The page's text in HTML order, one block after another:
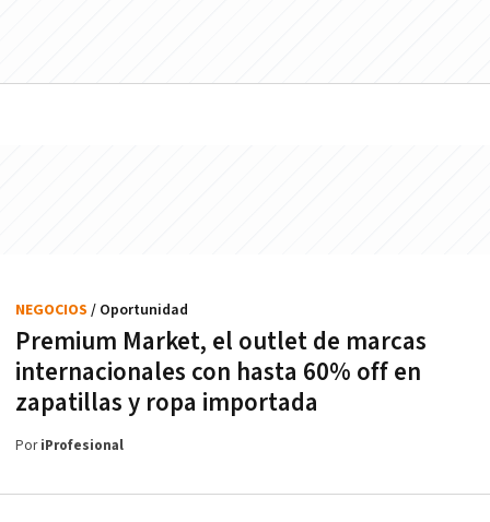
Premium Market, el outlet de marcas
internacionales con hasta 60% off en
zapatillas y ropa importada
NEGOCIOS / Oportunidad
PoriProfesional